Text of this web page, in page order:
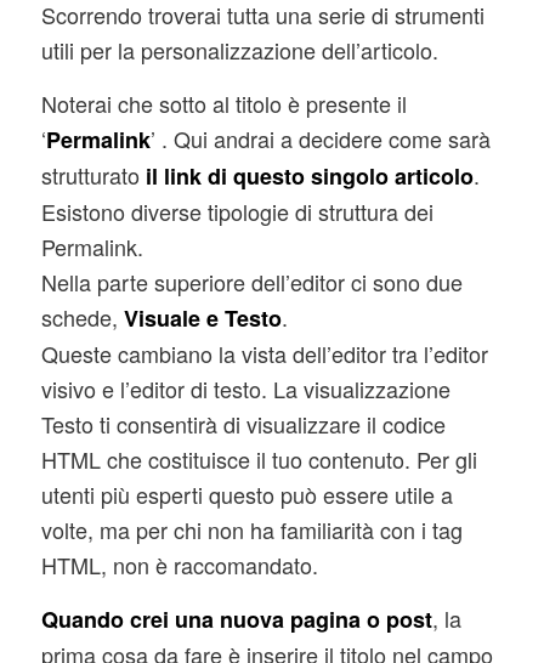
Scorrendo troverai tutta una serie di strumenti
utili per la personalizzazione dell’articolo.
Noterai che sotto al titolo è presente il
‘Permalink’ . Qui andrai a decidere come sarà
strutturato il link di questo singolo articolo.
Esistono diverse tipologie di struttura dei
Permalink.
Nella parte superiore dell’editor ci sono due
schede, Visuale e Testo.
Queste cambiano la vista dell’editor tra l’editor
visivo e l’editor di testo. La visualizzazione
Testo ti consentirà di visualizzare il codice
HTML che costituisce il tuo contenuto. Per gli
utenti più esperti questo può essere utile a
volte, ma per chi non ha familiarità con i tag
HTML, non è raccomandato.
Quando crei una nuova pagina o post, la
prima cosa da fare è inserire il titolo nel campo